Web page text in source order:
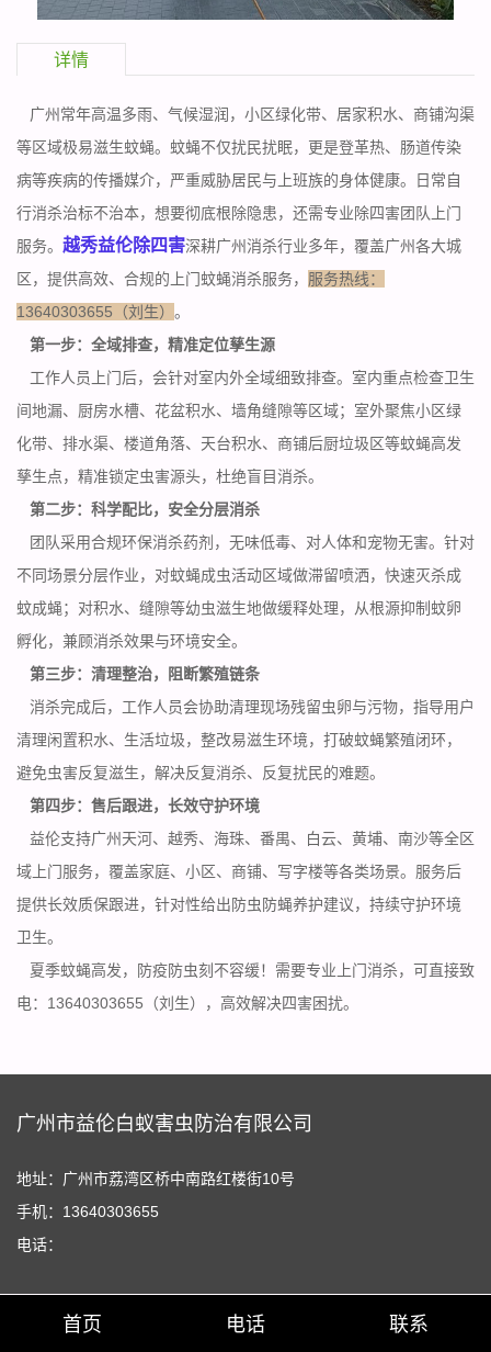
详情
广州常年高温多雨、气候湿润，小区绿化带、居家积水、商铺沟渠
等区域极易滋生蚊蝇。蚊蝇不仅扰民扰眠，更是登革热、肠道传染
病等疾病的传播媒介，严重威胁居民与上班族的身体健康。日常自
行消杀治标不治本，想要彻底根除隐患，还需专业除四害团队上门
服务。 越秀益伦除四害深耕广州消杀行业多年，覆盖广州各大城
区，提供高效、合规的上门蚊蝇消杀服务， 服务热线：
13640303655（刘生） 。
第一步：全域排查，精准定位孳生源
工作人员上门后，会针对室内外全域细致排查。室内重点检查卫生
间地漏、厨房水槽、花盆积水、墙角缝隙等区域；室外聚焦小区绿
化带、排水渠、楼道角落、 天台积水、商铺后厨垃圾区等蚊蝇高发
孳生点，精准锁定虫害源头，杜绝盲目消杀。
第二步：科学配比，安全分层消杀
团队采用合规环保消杀药剂，无味低毒、对人体和宠物无害。针对
不同场景分层作业，对蚊蝇成虫活动区域做滞留喷洒，快速灭杀成
蚊成蝇；对积水、缝隙等幼虫滋生地做缓释处理，从根源抑制蚊卵
孵化，兼顾消杀效果与环境安全。
第三步：清理整治，阻断繁殖链条
消杀完成后，工作人员会协助清理现场残留虫卵与污物，指导用户
清理闲置积水、生活垃圾，整改易滋生环境，打破蚊蝇繁殖闭环，
避免虫害反复滋生，解决反复消杀、反复扰民的难题。
第四步：售后跟进，长效守护环境
益伦支持广州天河、越秀、海珠、番禺、白云、黄埔、南沙等全区
域上门服务，覆盖家庭、小区、商铺、写字楼等各类场景。服务后
提供长效质保跟进，针对性给出防虫防蝇养护建议，持续守护环境
卫生。
夏季蚊蝇高发，防疫防虫刻不容缓！需要专业 上门消杀，可直接致
电：13640303655（刘生），高效解决四害困扰。
广州市益伦白蚁害虫防治有限公司
地址：广州市荔湾区桥中南路红楼街10号
手机：13640303655
电话：
首页 电话 联系